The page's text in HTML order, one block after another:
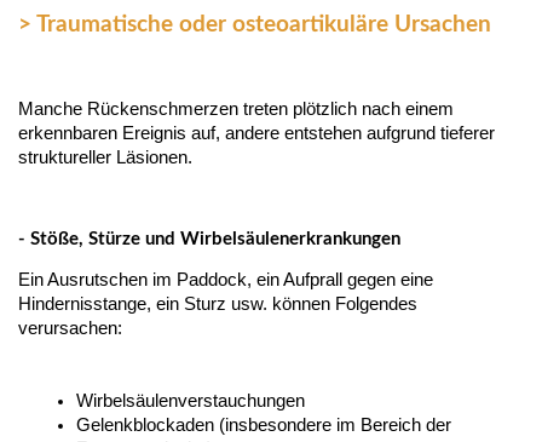
> Traumatische oder osteoartikuläre Ursachen
Manche Rückenschmerzen treten plötzlich nach einem
erkennbaren Ereignis auf, andere entstehen aufgrund tieferer
struktureller Läsionen.
- Stöße, Stürze und Wirbelsäulenerkrankungen
Ein Ausrutschen im Paddock, ein Aufprall gegen eine
Hindernisstange, ein Sturz usw. können Folgendes
verursachen:
Wirbelsäulenverstauchungen
Gelenkblockaden (insbesondere im Bereich der